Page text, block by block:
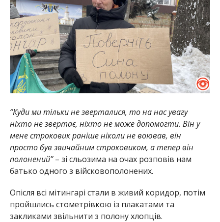
“Куди ми тільки не зверталися, то на нас увагу
ніхто не звертає, ніхто не може допомогти. Він у
мене строковик раніше ніколи не воював, він
просто був звичайним строковиком, а тепер він
полонений”– зі сльозима на очах розповів нам
батько одного з війсковополонених.
Опісля всі мітингарі стали в живий коридор, потім
пройшлись стометрівкою із плакатами та
закликами звільнити з полону хлопців.